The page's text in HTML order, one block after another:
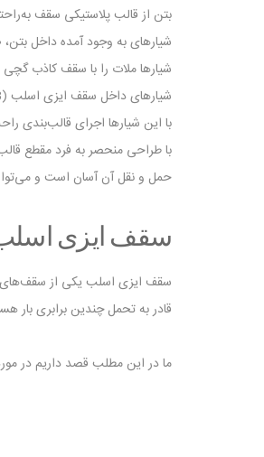
بتن از قالب پلاستیکی سقف
شیارهای به وجود آمده داخل
شیارها ملات را با سقف کاذب گچی
شیارهای داخل سقف ایزی اسلب (EASY SLAB) بتن نمایان (اکسپوز) را زیبا می‌کند.
با این شیارها اجرای قالب‌بندی
با طراحی منحصر به فرد مقطع
حمل و نقل آن آسان است و می‌توان
سقف ایزی
سقف ایزی اسلب یکی از سقف‌های
قادر به تحمل چندین برابری بار
ما در این مطلب قصد داریم در